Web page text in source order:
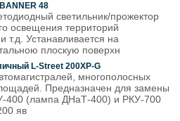
48
светильник/прожектор
освещения территорий
т.д. Устанавливается на
плоскую поверхн
L-Street 200XP-G
многополосных
Предназначен для замены
400 (лампа ДНаТ-400) и РКУ-700
яв